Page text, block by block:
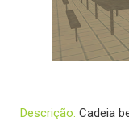
Descrição: Cadeia